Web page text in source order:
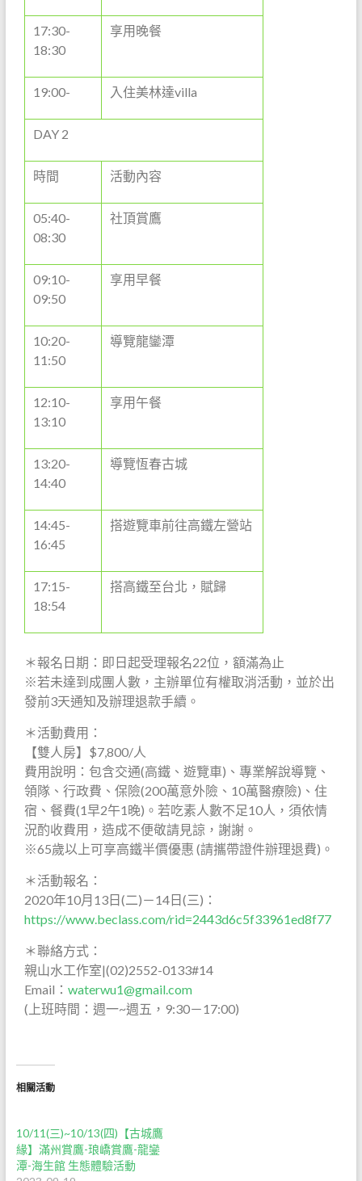
17:30-
18:30
享用晚餐
19:00- 入住美林達villa
DAY 2
時間 活動內容
05:40-
08:30
社頂賞鷹
09:10-
09:50
享用早餐
10:20-
11:50
導覽龍鑾潭
12:10-
13:10
享用午餐
13:20-
14:40
導覽恆春古城
14:45-
16:45
搭遊覽車前往高鐵左營站
17:15-
18:54
搭高鐵至台北，賦歸
＊報名日期：即日起受理報名22位，額滿為止
※若未達到成團人數，主辦單位有權取消活動，並於出
發前3天通知及辦理退款手續。
＊活動費用：
【雙人房】$7,800/人
費用說明：包含交通(高鐵、遊覽車)、專業解說導覽、
領隊、行政費、保險(200萬意外險、10萬醫療險)、住
宿、餐費(1早2午1晚)。若吃素人數不足10人，須依情
況酌收費用，造成不便敬請見諒，謝謝。
※65歲以上可享高鐵半價優惠 (請攜帶證件辦理退費)。
＊活動報名：
2020年10月13日(二)－14日(三)：
https://www.beclass.com/rid=2443d6c5f33961ed8f77
＊聯絡方式：
親山水工作室|(02)2552-0133#14
Email： waterwu1@gmail.com
(上班時間：週一~週五，9:30－17:00)
相關活動
10/11(三)~10/13(四)【古城鷹
緣】滿州賞鷹-琅嶠賞鷹-龍鑾
潭-海生館 生態體驗活動